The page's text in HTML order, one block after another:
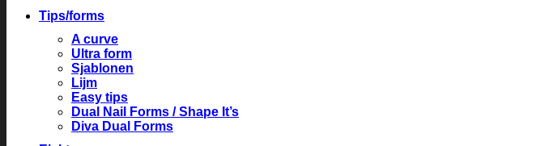
Tips/forms
A curve
Ultra form
Sjablonen
Lijm
Easy tips
Dual Nail Forms / Shape It’s
Diva Dual Forms